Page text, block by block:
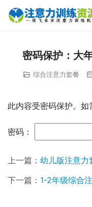
密码保护：大
综合注意力套餐
此内容受密码保护。如
密码：
上一篇： 幼儿版注意力
下一篇： 1-2年级综合